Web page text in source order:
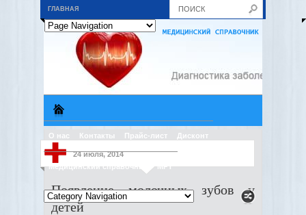
ГЛАВНАЯ
О нас Контакты Прайс-лист Дисконт
Медицинский справочник МРТ
24 июля, 2014
Появление молочных зубов у
детей